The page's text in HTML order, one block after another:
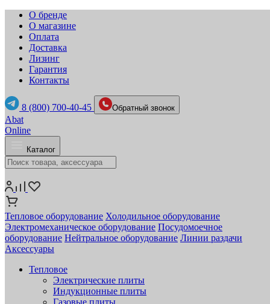
О бренде
О магазине
Оплата
Доставка
Лизинг
Гарантия
Контакты
8 (800) 700-40-45 Обратный звонок
Abat
Online
Каталог
Тепловое оборудование Холодильное оборудование
Электромеханическое оборудование Посудомоечное
оборудование Нейтральное оборудование Линии раздачи
Аксессуары
Тепловое
Электрические плиты
Индукционные плиты
Газовые плиты